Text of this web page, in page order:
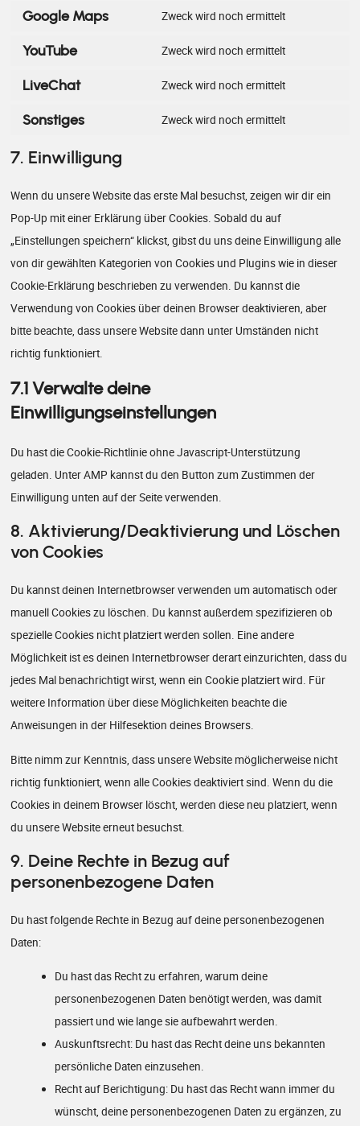
Google Maps Zweck wird noch ermittelt
YouTube Zweck wird noch ermittelt
LiveChat Zweck wird noch ermittelt
Sonstiges Zweck wird noch ermittelt
7. Einwilligung
Wenn du unsere Website das erste Mal besuchst, zeigen wir dir ein
Pop-Up mit einer Erklärung über Cookies. Sobald du auf
„Einstellungen speichern“ klickst, gibst du uns deine Einwilligung alle
von dir gewählten Kategorien von Cookies und Plugins wie in dieser
Cookie-Erklärung beschrieben zu verwenden. Du kannst die
Verwendung von Cookies über deinen Browser deaktivieren, aber
bitte beachte, dass unsere Website dann unter Umständen nicht
richtig funktioniert.
7.1 Verwalte deine
Einwilligungseinstellungen
Du hast die Cookie-Richtlinie ohne Javascript-Unterstützung
geladen. Unter AMP kannst du den Button zum Zustimmen der
Einwilligung unten auf der Seite verwenden.
8. Aktivierung/Deaktivierung und Löschen
von Cookies
Du kannst deinen Internetbrowser verwenden um automatisch oder
manuell Cookies zu löschen. Du kannst außerdem spezifizieren ob
spezielle Cookies nicht platziert werden sollen. Eine andere
Möglichkeit ist es deinen Internetbrowser derart einzurichten, dass du
jedes Mal benachrichtigt wirst, wenn ein Cookie platziert wird. Für
weitere Information über diese Möglichkeiten beachte die
Anweisungen in der Hilfesektion deines Browsers.
Bitte nimm zur Kenntnis, dass unsere Website möglicherweise nicht
richtig funktioniert, wenn alle Cookies deaktiviert sind. Wenn du die
Cookies in deinem Browser löscht, werden diese neu platziert, wenn
du unsere Website erneut besuchst.
9. Deine Rechte in Bezug auf
personenbezogene Daten
Du hast folgende Rechte in Bezug auf deine personenbezogenen
Daten:
Du hast das Recht zu erfahren, warum deine
personenbezogenen Daten benötigt werden, was damit
passiert und wie lange sie aufbewahrt werden.
Auskunftsrecht: Du hast das Recht deine uns bekannten
persönliche Daten einzusehen.
Recht auf Berichtigung: Du hast das Recht wann immer du
wünscht, deine personenbezogenen Daten zu ergänzen, zu